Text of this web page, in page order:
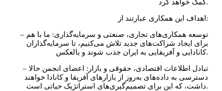
کمک خواهد کرد.
اهداف این همکاری عبارتند از:
– توسعه همکاری‌های تجاری، صنعتی و سرمایه‌گذاری: ما با هم
برای ایجاد شراکت‌های جدید تلاش می‌کنیم، تا سرمایه‌گذاران
کانادایی و آفریقایی به ایران جذب شوند و بالعکس.
– تبادل اطلاعات اقتصادی، حقوقی و بازار: اعضای انجمن حالا
دسترسی به داده‌های به‌روز از بازارهای آفریقا و کانادا خواهند
داشت، که این برای تصمیم‌گیری‌های استراتژیک حیاتی است.